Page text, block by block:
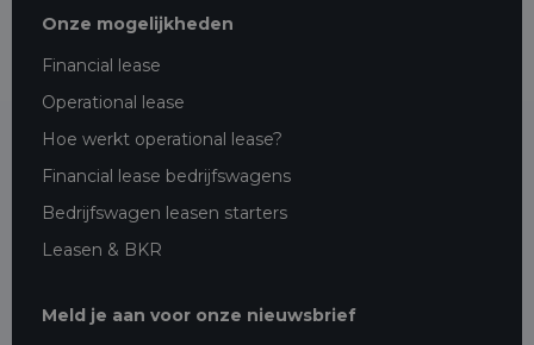
Onze mogelijkheden
Financial lease
Operational lease
Hoe werkt operational lease?
Financial lease bedrijfswagens
Bedrijfswagen leasen starters
Leasen & BKR
Meld je aan voor onze nieuwsbrief